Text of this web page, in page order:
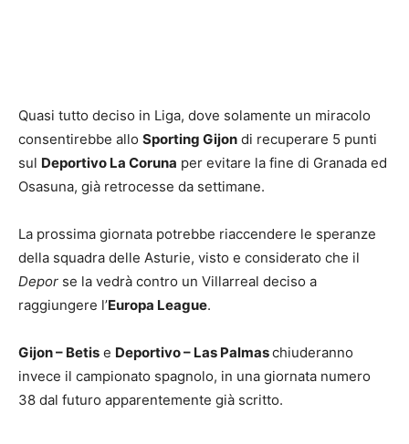
Quasi tutto deciso in Liga, dove solamente un miracolo
consentirebbe allo Sporting Gijon di recuperare 5 punti
sul Deportivo La Coruna per evitare la fine di Granada ed
Osasuna, già retrocesse da settimane.
La prossima giornata potrebbe riaccendere le speranze
della squadra delle Asturie, visto e considerato che il
Depor se la vedrà contro un Villarreal deciso a
raggiungere l’Europa League.
Gijon – Betis e Deportivo – Las Palmaschiuderanno
invece il campionato spagnolo, in una giornata numero
38 dal futuro apparentemente già scritto.